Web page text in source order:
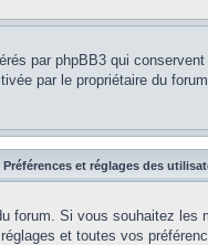
par phpBB3 qui
par le propriétaire du
Préférences et réglages des
Si vous souhaitez les
et toutes vos